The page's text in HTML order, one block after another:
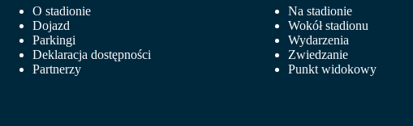
O stadionie
Dojazd
Parkingi
Deklaracja dostępności
Partnerzy
Na stadionie
Wokół stadionu
Wydarzenia
Zwiedzanie
Punkt widokowy